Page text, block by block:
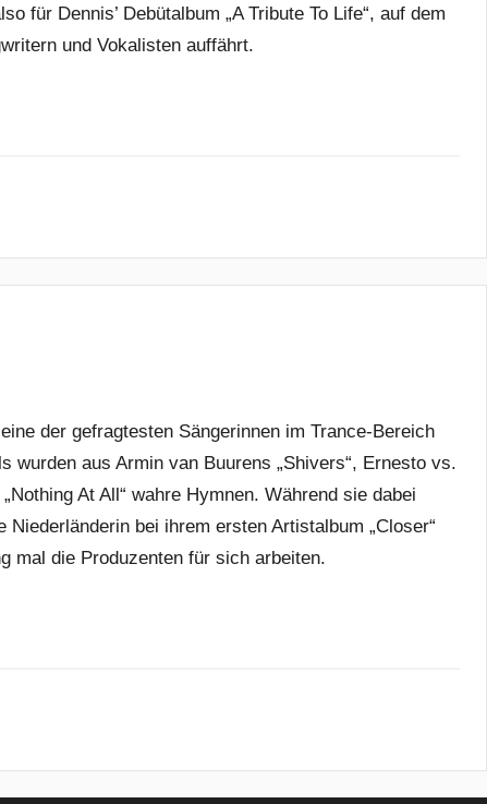
für Dennis’ Debütalbum „A Tribute To Life“, auf dem
und Vokalisten auffährt.
der gefragtesten Sängerinnen im Trance-Bereich
aus Armin van Buurens „Shivers“, Ernesto vs.
At All“ wahre Hymnen. Während sie dabei
bei ihrem ersten Artistalbum „Closer“
mal die Produzenten für sich arbeiten.